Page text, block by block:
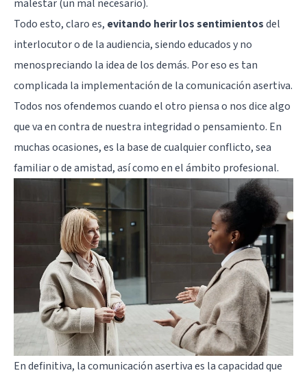
malestar (un mal necesario).
Todo esto, claro es, evitando herir los sentimientosdel
interlocutor o de la audiencia, siendo educados y no
menospreciando la idea de los demás. Por eso es tan
complicada la implementación de la comunicación asertiva.
Todos nos ofendemos cuando el otro piensa o nos dice algo
que va en contra de nuestra integridad o pensamiento. En
muchas ocasiones, es la base de cualquier conflicto, sea
familiar o de amistad, así como en el ámbito profesional.
En definitiva, la comunicación asertiva es la capacidad que